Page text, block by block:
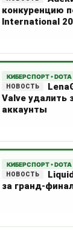
конкуренцию
International
КИБЕРСПОРТ • DOTA
Valve удалить
аккаунты
КИБЕРСПОРТ • DOTA
за гранд-